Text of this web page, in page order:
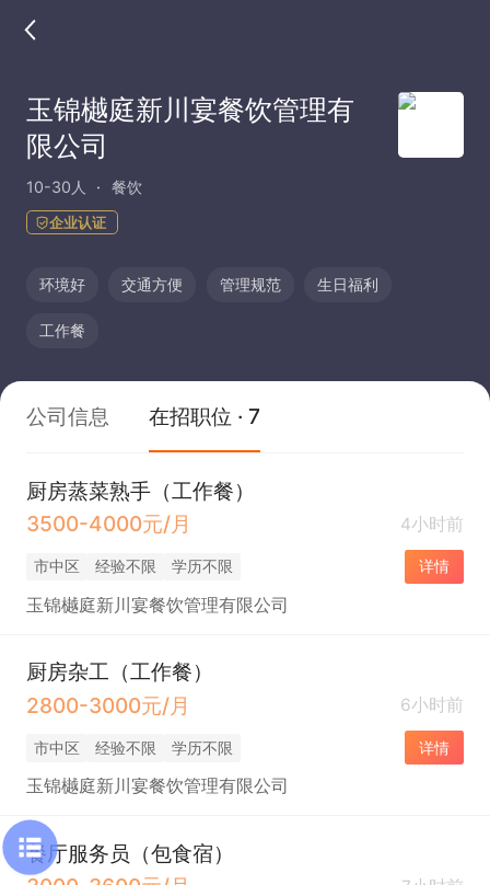
玉锦樾庭新川宴餐饮管理有
限公司
10-30人 餐饮
企业认证
环境好 交通方便 管理规范 生日福利
工作餐
公司信息 在招职位 · 7
厨房蒸菜熟手（工作餐）
3500-4000元/月
4小时前
市中区 经验不限 学历不限 详情
玉锦樾庭新川宴餐饮管理有限公司
厨房杂工（工作餐）
2800-3000元/月
6小时前
市中区 经验不限 学历不限 详情
玉锦樾庭新川宴餐饮管理有限公司
餐厅服务员（包食宿）